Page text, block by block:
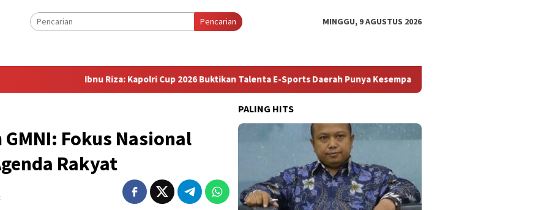
Pencarian MINGGU, 9 AGUSTUS 2026
Ibnu Riza: Kapolri Cup 2026 Buktikan Talenta E-Sports Daerah Punya Kesempatan ke Nasional
Fokus Nasional
Rakyat
PALING HITS